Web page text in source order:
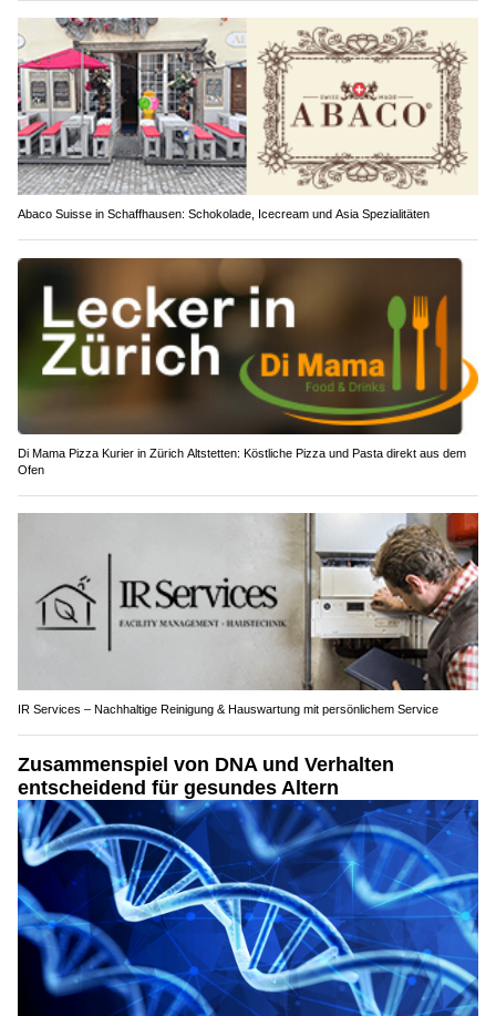
Abaco Suisse in Schaffhausen: Schokolade, Icecream und Asia Spezialitäten
Di Mama Pizza Kurier in Zürich Altstetten: Köstliche Pizza und Pasta direkt aus dem
Ofen
IR Services – Nachhaltige Reinigung & Hauswartung mit persönlichem Service
Zusammenspiel von DNA und Verhalten
entscheidend für gesundes Altern